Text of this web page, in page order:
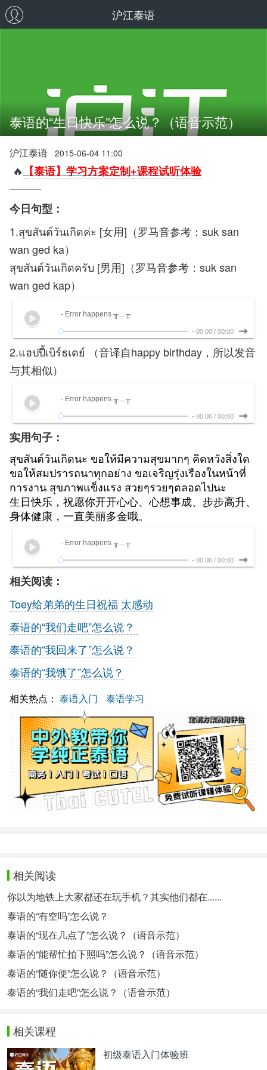
沪江泰语
泰语的“生日快乐”怎么说？（语音示范）
沪江泰语 2015-06-04 11:00
🔥 【泰语】学习方案定制+课程试听体验
今日句型：
1.สุขสันต์วันเกิดค่ะ [女用]（罗马音参考：suk san
wan ged ka）
สุขสันต์วันเกิดครับ [男用]（罗马音参考：suk san
wan ged kap）
- Error happens ╥﹏╥
- 00:00 / 00:00
2.แฮปปี้เบิร์ธเดย์ （音译自happy birthday，所以发音
与其相似）
- Error happens ╥﹏╥
- 00:00 / 00:00
实用句子：
สุขสันต์วันเกิดนะ ขอให้มีความสุขมากๆ คิดหวังสิ่งใด
ขอให้สมปรารถนาทุกอย่าง ขอเจริญรุ่งเรืองในหน้าที่
การงาน สุขภาพแข็งแรง สวยๆรวยๆตลอดไปนะ
生日快乐，祝愿你开开心心、心想事成、步步高升、
身体健康，一直美丽多金哦。
- Error happens ╥﹏╥
- 00:00 / 00:00
相关阅读：
Toey给弟弟的生日祝福 太感动
泰语的“我们走吧”怎么说？
泰语的“我回来了”怎么说？
泰语的“我饿了”怎么说？
相关热点： 泰语入门 泰语学习
相关阅读
你以为地铁上大家都还在玩手机？其实他们都在......
泰语的“有空吗”怎么说？
泰语的“现在几点了”怎么说？（语音示范）
泰语的“能帮忙拍下照吗”怎么说？（语音示范）
泰语的“随你便”怎么说？（语音示范）
泰语的“我们走吧”怎么说？（语音示范）
相关课程
初级泰语入门体验班